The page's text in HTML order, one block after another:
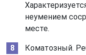
неумением
месте.
Коматозный.